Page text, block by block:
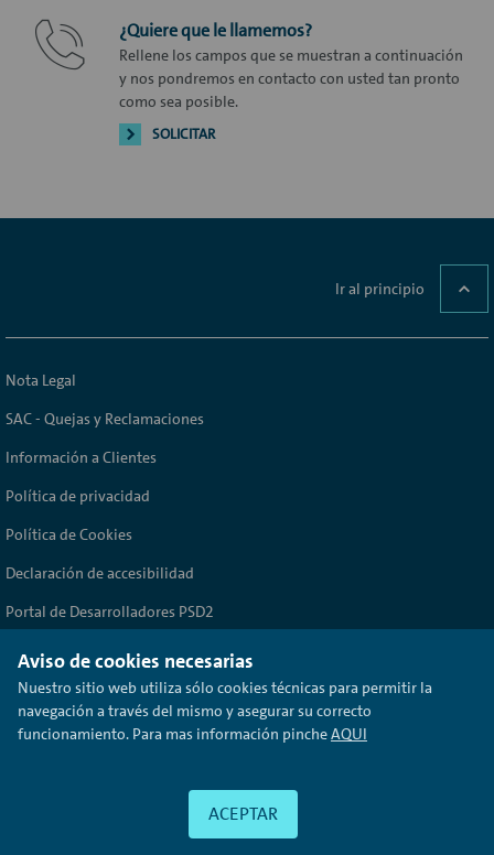
¿Quiere que le llamemos?
Rellene los campos que se muestran a continuación
y nos pondremos en contacto con usted tan pronto
como sea posible.
SOLICITAR
Ir al principio
Nota Legal
SAC - Quejas y Reclamaciones
Información a Clientes
Política de privacidad
Política de Cookies
Declaración de accesibilidad
Portal de Desarrolladores PSD2
© Volkswagen Bank
Volkswagen Financial Services es una marca comercializada por Volkswagen
184, hoja M-287573 Inscrita con el nº 1480 Registro Especial del Banco de
Aviso de cookies necesarias
Nuestro sitio web utiliza sólo cookies técnicas para permitir la
navegación a través del mismo y asegurar su correcto
funcionamiento. Para mas información pincheAQUI
ACEPTAR